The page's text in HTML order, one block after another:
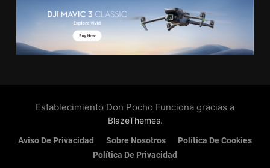
Establecimiento Don Pocho Funciona gracias a
BlazeThemes.
Aviso De Privacidad Sobre Nosotros
Política De Cookies
Política De Privacidad